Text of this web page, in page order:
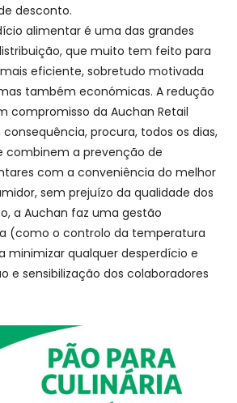
desconto.
alimentar é uma das grandes
que muito tem feito para
eficiente, sobretudo motivada
também económicas. A redução
compromisso da Auchan Retail
procura, todos os dias,
combinem a prevenção de
com a conveniência do melhor
sem prejuízo da qualidade dos
a Auchan faz uma gestão
(como o controlo da temperatura
minimizar qualquer desperdício e
e sensibilização dos colaboradores